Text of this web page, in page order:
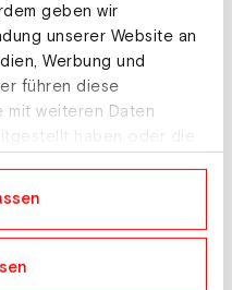
geben wir
unserer Website an
Werbung und
führen diese
mit weiteren Daten
haben oder die
19.01.2026
Austausch auf
13.01.2026